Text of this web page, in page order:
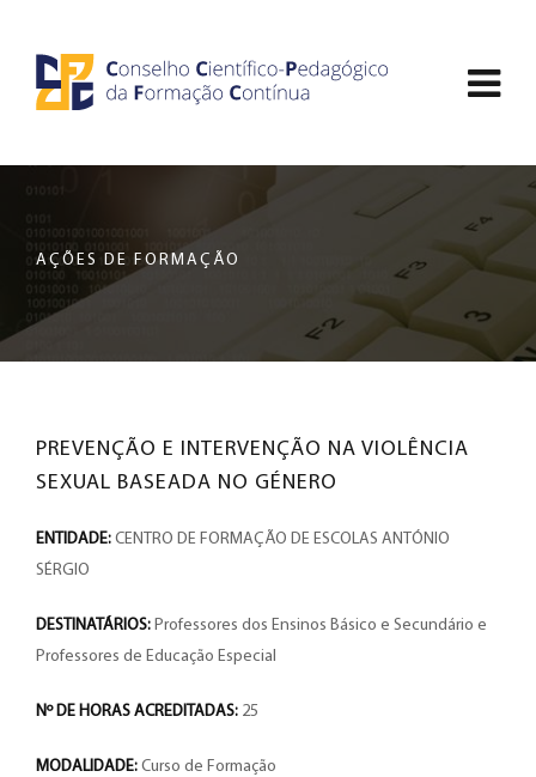
conteúdo
da
-
CONSELHO
CIENTÍFICO-
PEDAGÓGICO
DA
CONTÍNUA
de
AÇÕES DE FORMAÇÃO
PREVENÇÃO E INTERVENÇÃO NA VIOLÊNCIA
SEXUAL BASEADA NO GÉNERO
ENTIDADE: CENTRO DE FORMAÇÃO DE ESCOLAS ANTÓNIO
SÉRGIO
DESTINATÁRIOS: Professores dos Ensinos Básico e Secundário e
Professores de Educação Especial
Nº DE HORAS ACREDITADAS: 25
MODALIDADE: Curso de Formação